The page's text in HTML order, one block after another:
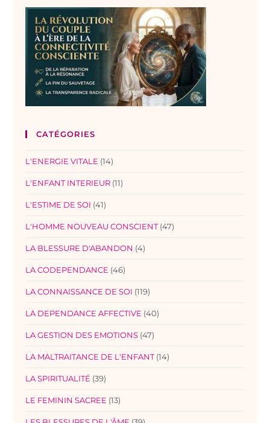
CATÉGORIES
L'ENERGIE VITALE (14)
L'ENFANT INTERIEUR (11)
L'ESTIME DE SOI (41)
L'HOMME NOUVEAU CONSCIENT (47)
LA BLESSURE D'ABANDON (4)
LA CODEPENDANCE (46)
LA CONNAISSANCE DE SOI (119)
LA DEPENDANCE AFFECTIVE (40)
LA GESTION DES EMOTIONS (47)
LA MALTRAITANCE DE L'ENFANT (14)
LA SPIRITUALITÉ (39)
LE FEMININ SACREE (13)